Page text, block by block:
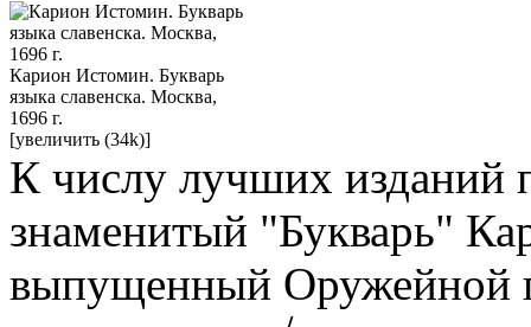
Карион Истомин. Букварь
языка славенска. Москва,
1696 г.
[увеличить (34k)]
К числу лучших изданий
знаменитый "Букварь"
выпущенный Оружейной